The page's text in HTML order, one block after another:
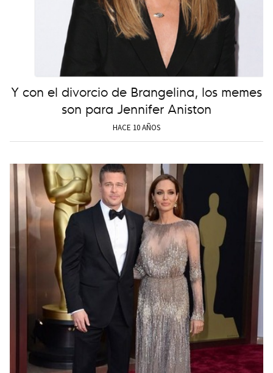
Y con el divorcio de Brangelina, los memes
son para Jennifer Aniston
HACE 10 AÑOS